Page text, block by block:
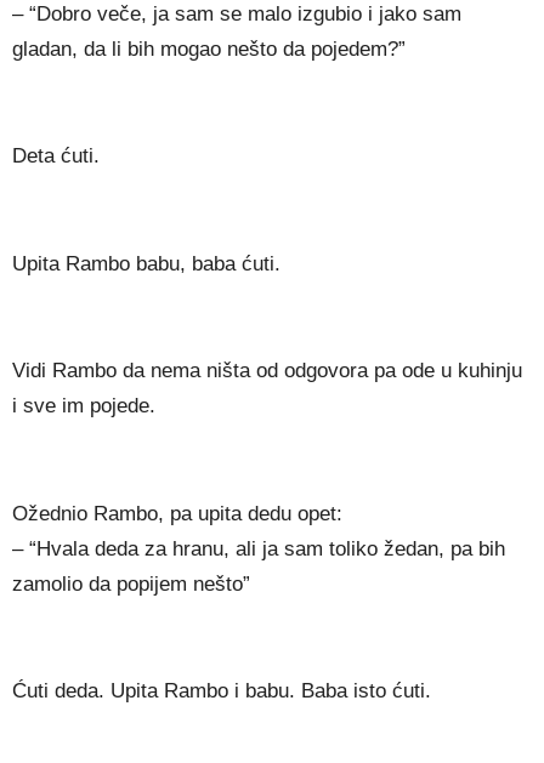
– “Dobro veče, ja sam se malo izgubio i jako sam
gladan, da li bih mogao nešto da pojedem?”
Deta ćuti.
Upita Rambo babu, baba ćuti.
Vidi Rambo da nema ništa od odgovora pa ode u kuhinju
i sve im pojede.
Ožednio Rambo, pa upita dedu opet:
– “Hvala deda za hranu, ali ja sam toliko žedan, pa bih
zamolio da popijem nešto”
Ćuti deda. Upita Rambo i babu. Baba isto ćuti.